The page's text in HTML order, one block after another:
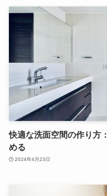
快適な洗面空間の作り方
める
2024年4月23日